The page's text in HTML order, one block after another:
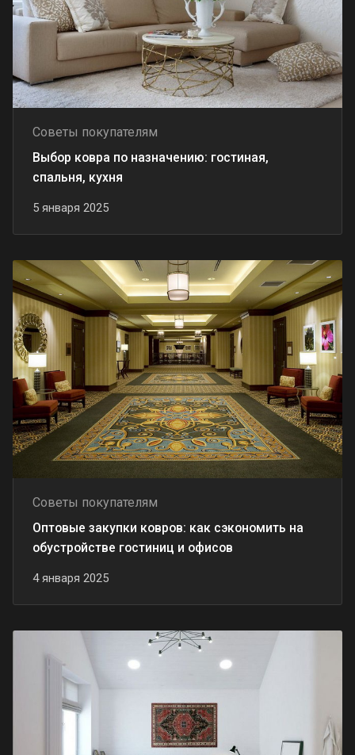
Советы покупателям
5 января 2025
Выбор ковра по назначению: гостиная,
спальня, кухня
Советы покупателям
4 января 2025
Оптовые закупки ковров: как сэкономить на
обустройстве гостиниц и офисов